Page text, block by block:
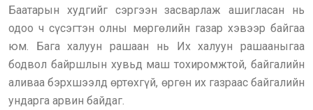
Баатарын худгийг сэргээн засварлаж ашигласан нь
одоо ч сүсэгтэн олны мөргөлийн газар хэвээр байгаа
юм. Бага халуун рашаан нь Их халуун рашааныгаа
бодвол байршлын хувьд маш тохиромжтой, байгалийн
аливаа бэрхшээлд өртөхгүй, өргөн их газраас байгалийн
ундарга арвин байдаг.